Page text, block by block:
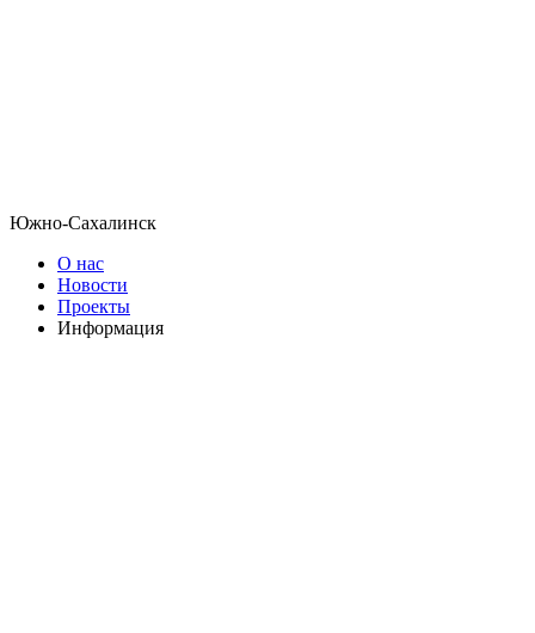
Южно-Сахалинск
О нас
Новости
Проекты
Информация